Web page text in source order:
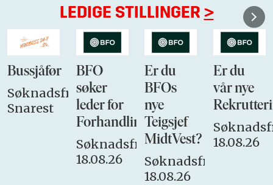
LEDIGE STILLINGER >
Bussjåfør
Søknadsfrist:
Snarest
BFO
søker
leder for
Forhandlingsutvalget
Søknadsfrist:
18.08.26
Er du
BFOs
nye
Teigsjef
MidtVest?
Søknadsfrist:
18.08.26
Er du
vår nye
18.08.26